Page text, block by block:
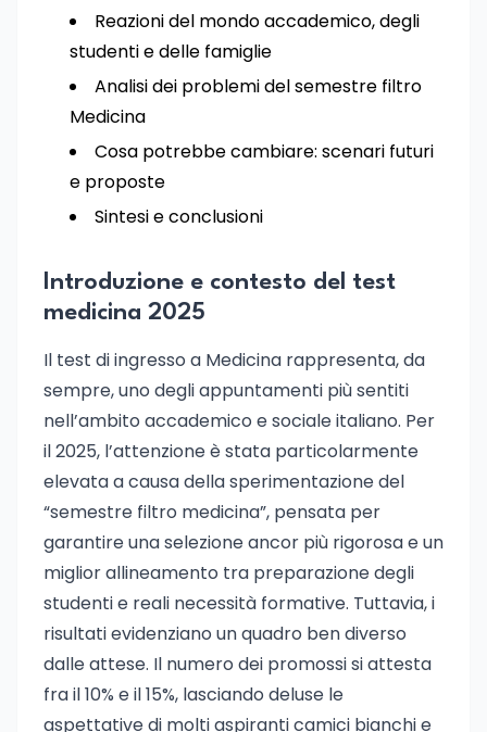
Reazioni del mondo accademico, degli
studenti e delle famiglie
Analisi dei problemi del semestre filtro
Medicina
Cosa potrebbe cambiare: scenari futuri
e proposte
Sintesi e conclusioni
Introduzione e contesto del test
medicina 2025
Il test di ingresso a Medicina rappresenta, da
sempre, uno degli appuntamenti più sentiti
nell’ambito accademico e sociale italiano. Per
il 2025, l’attenzione è stata particolarmente
elevata a causa della sperimentazione del
“semestre filtro medicina”, pensata per
garantire una selezione ancor più rigorosa e un
miglior allineamento tra preparazione degli
studenti e reali necessità formative. Tuttavia, i
risultati evidenziano un quadro ben diverso
dalle attese. Il numero dei promossi si attesta
fra il 10% e il 15%, lasciando deluse le
aspettative di molti aspiranti camici bianchi e